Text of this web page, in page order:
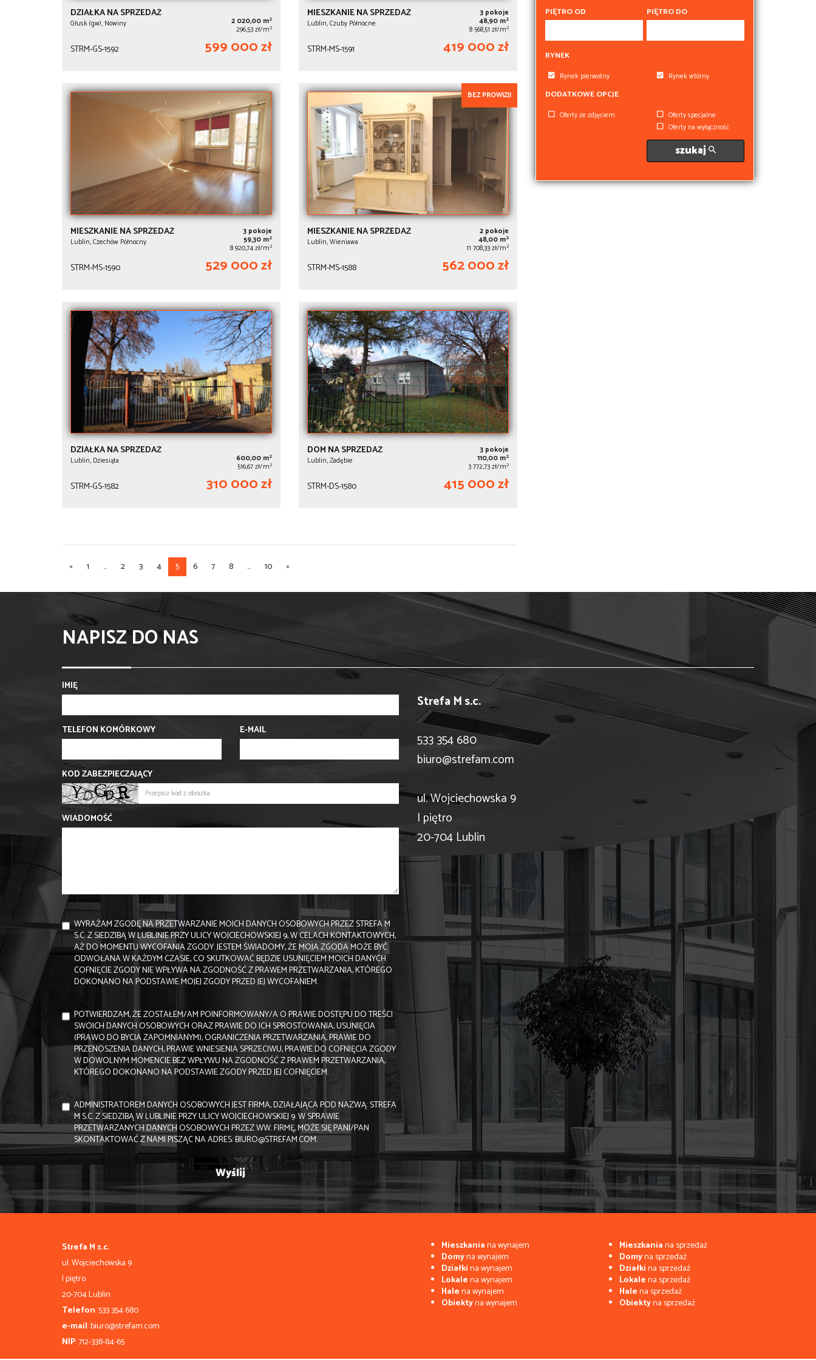
DZIAŁKA NA SPRZEDAŻ
Głusk (gw), Nowiny 2 020,00 m2
296,53 zł/m2
STRM-GS-1592 599 000 zł
MIESZKANIE NA SPRZEDAŻ
Lublin, Czuby Północne
3 pokoje
48,90 m2
8 568,51 zł/m2
STRM-MS-1591 419 000 zł
MIESZKANIE NA SPRZEDAŻ
Lublin, Czechów Północny
3 pokoje
59,30 m2
8 920,74 zł/m2
STRM-MS-1590 529 000 zł
BEZ PROWIZJI
MIESZKANIE NA SPRZEDAŻ
Lublin, Wieniawa
2 pokoje
48,00 m2
11 708,33 zł/m2
STRM-MS-1588 562 000 zł
DZIAŁKA NA SPRZEDAŻ
Lublin, Dziesiąta 600,00 m2
516,67 zł/m2
STRM-GS-1582 310 000 zł
DOM NA SPRZEDAŻ
Lublin, Zadębie
3 pokoje
110,00 m2
3 772,73 zł/m2
STRM-DS-1580 415 000 zł
« 1 ... 2 3 4 5 6 7 8 ... 10 »
PIĘTRO OD PIĘTRO DO
RYNEK
Rynek pierwotny Rynek wtórny
DODATKOWE OPCJE
Oferty ze zdjęciem
Oferty specjalne
Oferty na wyłączność
szukaj
NAPISZ DO NAS
IMIĘ
TELEFON KOMÓRKOWY E-MAIL
KOD ZABEZPIECZAJĄCY
WIADOMOŚĆ
WYRAŻAM ZGODĘ NA PRZETWARZANIE MOICH DANYCH OSOBOWYCH PRZEZ STREFA M
S.C. Z SIEDZIBĄ W LUBLINIE PRZY ULICY WOJCIECHOWSKIEJ 9, W CELACH KONTAKTOWYCH,
AŻ DO MOMENTU WYCOFANIA ZGODY. JESTEM ŚWIADOMY, ŻE MOJA ZGODA MOŻE BYĆ
ODWOŁANA W KAŻDYM CZASIE, CO SKUTKOWAĆ BĘDZIE USUNIĘCIEM MOICH DANYCH.
COFNIĘCIE ZGODY NIE WPŁYWA NA ZGODNOŚĆ Z PRAWEM PRZETWARZANIA, KTÓREGO
DOKONANO NA PODSTAWIE MOJEJ ZGODY PRZED JEJ WYCOFANIEM.
POTWIERDZAM, ŻE ZOSTAŁEM/AM POINFORMOWANY/A O PRAWIE DOSTĘPU DO TREŚCI
SWOICH DANYCH OSOBOWYCH ORAZ PRAWIE DO ICH SPROSTOWANIA, USUNIĘCIA
(PRAWO DO BYCIA ZAPOMNIANYM), OGRANICZENIA PRZETWARZANIA, PRAWIE DO
PRZENOSZENIA DANYCH, PRAWIE WNIESIENIA SPRZECIWU, PRAWIE DO COFNIĘCIA ZGODY
W DOWOLNYM MOMENCIE BEZ WPŁYWU NA ZGODNOŚĆ Z PRAWEM PRZETWARZANIA,
KTÓREGO DOKONANO NA PODSTAWIE ZGODY PRZED JEJ COFNIĘCIEM.
ADMINISTRATOREM DANYCH OSOBOWYCH JEST FIRMA, DZIAŁAJĄCA POD NAZWĄ: STREFA
M S.C. Z SIEDZIBĄ W LUBLINIE PRZY ULICY WOJCIECHOWSKIEJ 9. W SPRAWIE
PRZETWARZANYCH DANYCH OSOBOWYCH PRZEZ WW. FIRMĘ, MOŻE SIĘ PANI/PAN
SKONTAKTOWAĆ Z NAMI PISZĄC NA ADRES: BIURO@STREFAM.COM.
Strefa M s.c.
533 354 680
biuro@strefam.com
ul. Wojciechowska 9
I piętro
20-704 Lublin
Strefa M s.c.
ul. Wojciechowska 9
I piętro
20-704 Lublin
Telefon: 533 354 680
e-mail: biuro@strefam.com
NIP: 712-338-84-65
Mieszkaniana wynajem
Domyna wynajem
Działkina wynajem
Lokalena wynajem
Halena wynajem
Obiektyna wynajem
Mieszkaniana sprzedaż
Domyna sprzedaż
Działkina sprzedaż
Lokalena sprzedaż
Halena sprzedaż
Obiektyna sprzedaż